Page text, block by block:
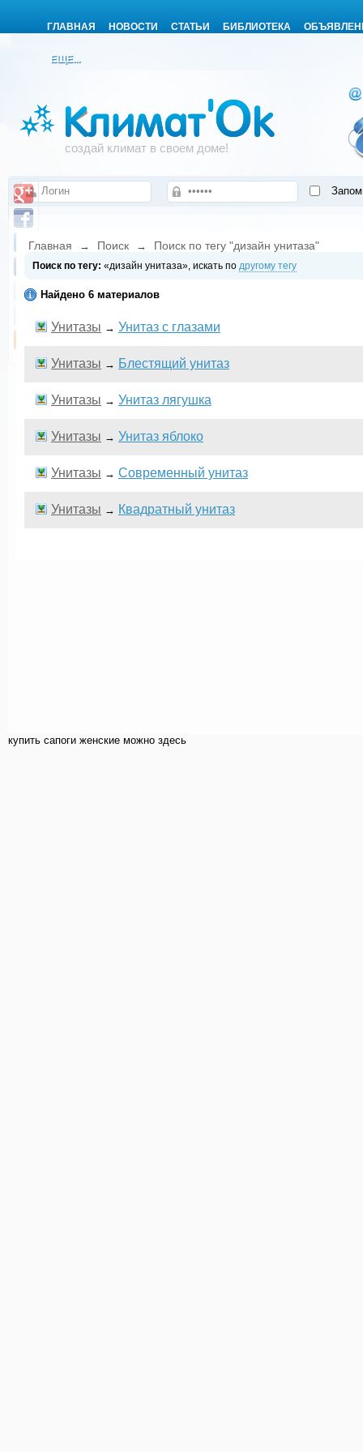
ГЛАВНАЯ НОВОСТИ СТАТЬИ БИБЛИОТЕКА
ЕЩЕ...
создай климат в своем доме!
Главная → Поиск → Поиск по тегу "дизайн унитаза"
Поиск по тегу: «дизайн унитаза», искать по другому тегу
Найдено 6 материалов
Унитазы → Унитаз с глазами
Унитазы → Блестящий унитаз
Унитазы → Унитаз лягушка
Унитазы → Унитаз яблоко
Унитазы → Современный унитаз
Унитазы → Квадратный унитаз
купить cапоги женские можно здесь